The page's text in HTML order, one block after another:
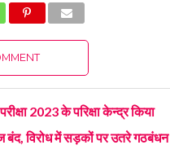
2023 के परिक्षा केन्द्र किया
विरोध में सड़कों पर उतरे गठबंधन